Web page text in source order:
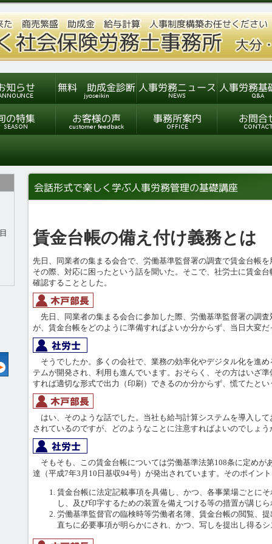
賃金台帳の備え付け義務とは
先日、同業者の集まる会合で、労働基準監督署の調査で賃金台帳
その際、対応に困ったという話を聞いた。そこで、社労士に賃金
確認することとした。
先日、同業者の集まる会合に参加した際、労働基準監督署の調
が、賃金台帳をどのように準備すればよいか分からず、当日大変
そうでしたか。多くの会社で、業務の効率化やデジタル化を進
テムが開発され、利用も進んでいます。おそらく、その方はいざ
すれば適切な形式で出力（印刷）できるのか分からず、慌てたと
はい、そのような話でした。当社も給与計算システムを導入し
されているのですが、どのようなことに注意すればよいのでしょう
そもそも、この賃金台帳については労働基準法第108条に定めが
達（平成7年3月10日基収94号）が発出されています。そのポイン
賃金台帳に法定記載事項を具備し、かつ、各事業場ごとに
し、及び印字するための装置を備えつける等の措置が講じ
労働基準監督官の臨検時等労働者名簿、賃金台帳の閲覧、
直ちに必要事項が明らかにされ、かつ、写しを提出し得る